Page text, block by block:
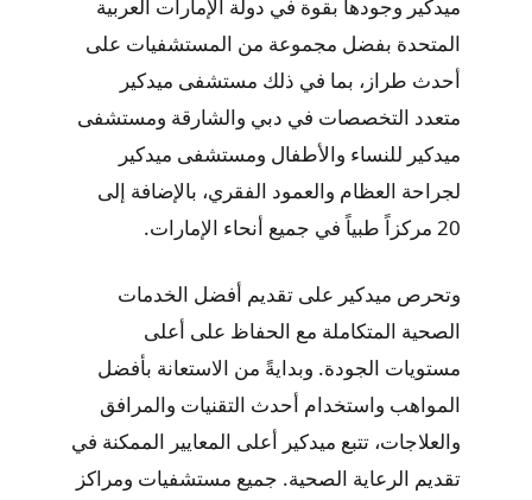
ميدكير وجودها بقوة في دولة الإمارات العربية
المتحدة بفضل مجموعة من المستشفيات على
أحدث طراز، بما في ذلك مستشفى ميدكير
متعدد التخصصات في دبي والشارقة ومستشفى
ميدكير للنساء والأطفال ومستشفى ميدكير
لجراحة العظام والعمود الفقري، بالإضافة إلى
20 مركزاً طبياً في جميع أنحاء الإمارات.
وتحرص ميدكير على تقديم أفضل الخدمات
الصحية المتكاملة مع الحفاظ على أعلى
مستويات الجودة. وبدايةً من الاستعانة بأفضل
المواهب واستخدام أحدث التقنيات والمرافق
والعلاجات، تتبع ميدكير أعلى المعايير الممكنة في
تقديم الرعاية الصحية. جميع مستشفيات ومراكز